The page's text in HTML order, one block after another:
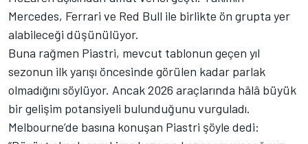
Mercedes, Ferrari ve Red Bull ile birlikte ön grupta yer
alabileceği düşünülüyor.
Buna rağmen Piastri, mevcut tablonun geçen yıl
sezonun ilk yarışı öncesinde görülen kadar parlak
olmadığını söylüyor. Ancak 2026 araçlarında hâlâ büyük
bir gelişim potansiyeli bulunduğunu vurguladı.
Melbourne’de basına konuşan Piastri şöyle dedi: